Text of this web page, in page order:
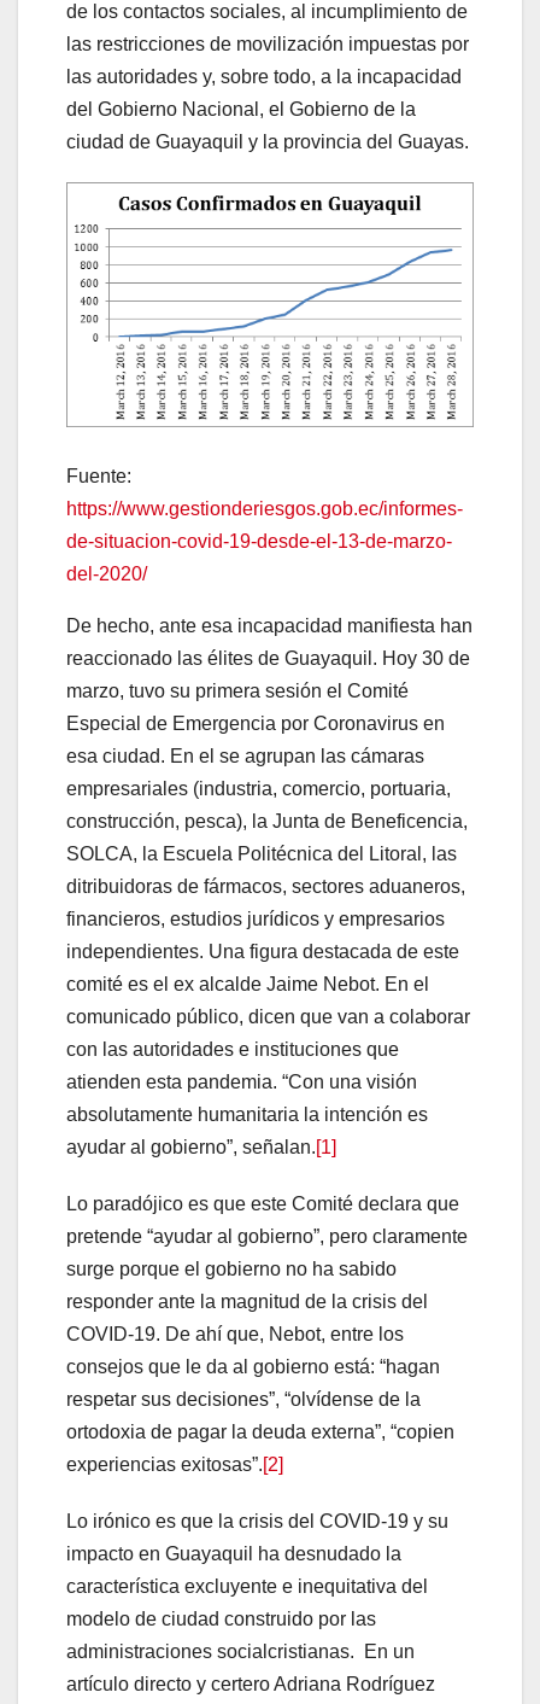
de los contactos sociales, al incumplimiento de
las restricciones de movilización impuestas por
las autoridades y, sobre todo, a la incapacidad
del Gobierno Nacional, el Gobierno de la
ciudad de Guayaquil y la provincia del Guayas.
Fuente:
https://www.gestionderiesgos.gob.ec/informes-
de-situacion-covid-19-desde-el-13-de-marzo-
del-2020/
De hecho, ante esa incapacidad manifiesta han
reaccionado las élites de Guayaquil. Hoy 30 de
marzo, tuvo su primera sesión el Comité
Especial de Emergencia por Coronavirus en
esa ciudad. En el se agrupan las cámaras
empresariales (industria, comercio, portuaria,
construcción, pesca), la Junta de Beneficencia,
SOLCA, la Escuela Politécnica del Litoral, las
ditribuidoras de fármacos, sectores aduaneros,
financieros, estudios jurídicos y empresarios
independientes. Una figura destacada de este
comité es el ex alcalde Jaime Nebot. En el
comunicado público, dicen que van a colaborar
con las autoridades e instituciones que
atienden esta pandemia. “Con una visión
absolutamente humanitaria la intención es
ayudar al gobierno”, señalan.[1]
Lo paradójico es que este Comité declara que
pretende “ayudar al gobierno”, pero claramente
surge porque el gobierno no ha sabido
responder ante la magnitud de la crisis del
COVID-19. De ahí que, Nebot, entre los
consejos que le da al gobierno está: “hagan
respetar sus decisiones”, “olvídense de la
ortodoxia de pagar la deuda externa”, “copien
experiencias exitosas”.[2]
Lo irónico es que la crisis del COVID-19 y su
impacto en Guayaquil ha desnudado la
característica excluyente e inequitativa del
modelo de ciudad construido por las
administraciones socialcristianas. En un
artículo directo y certero Adriana Rodríguez